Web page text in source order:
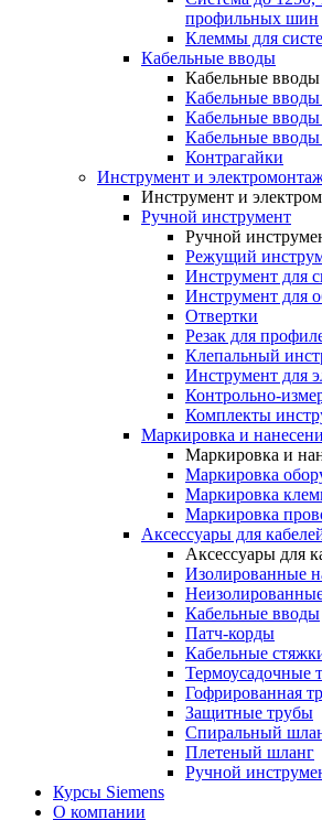
профильных шин
Клеммы для
Кабельные вводы
Кабельные вводы
Кабельные
Кабельные вводы
Кабельные вводы
Контрагайки
Инструмент и
Инструмент и
Ручной инструмент
Ручной
Режущий
Инструмент для
Инструмент для
Отвертки
Резак для
Клепальный
Инструмент для
Контрольно-
Комплекты
Маркировка и
Маркировка и
Маркировка
Маркировка
Маркировка
Аксессуары для
Аксессуары для
Изолированные
Кабельные вводы
Патч-корды
Кабельные
Термоусадочные
Гофрированная
Защитные трубы
Спиральный
Плетеный шланг
Ручной
Курсы Siemens
О компании